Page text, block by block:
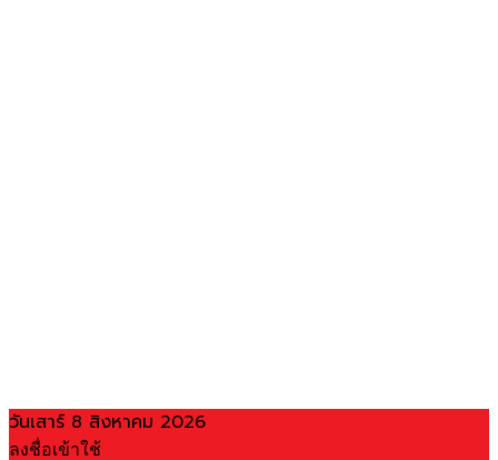
วันเสาร์ 8 สิงหาคม 2026
ลงชื่อเข้าใช้